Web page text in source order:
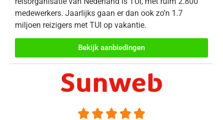
medewerkers. Jaarlijks gaan er dan ook zo’n 1.7
miljoen reizigers met TUI op vakantie.
Bekijk aanbiedingen
    